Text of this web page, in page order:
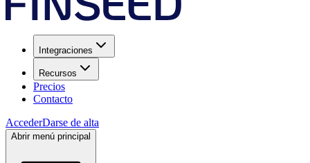
Integraciones
Recursos
Precios
Contacto
AccederDarse de alta
Abrir menú principal